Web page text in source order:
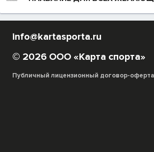
info@kartasporta.ru
© 2026 ООО «Карта спорта»
Публичный лицензионный договор-оферта